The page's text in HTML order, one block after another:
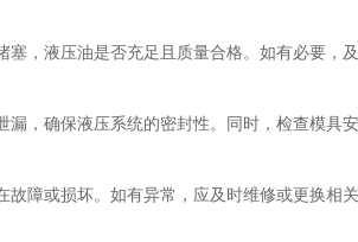
，液压油是否充足且质量合格。如有必要，
，确保液压系统的密封性。同时，检查模具
障或损坏。如有异常，应及时维修或更换相关